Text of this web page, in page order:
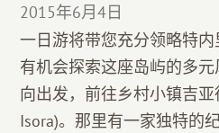
优点
合作伙伴
Благотворительность
2015年6月4日
一日游将带您充分领略特
有机会探索这座岛屿的多
向出发，前往乡村小镇吉亚
Isora)。那里有一家独特的